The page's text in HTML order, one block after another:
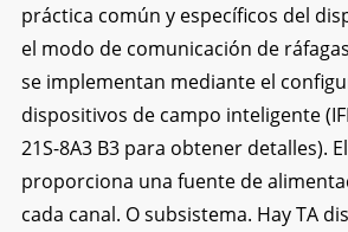
práctica común y específicos del
el modo de comunicación de
se implementan mediante el
dispositivos de campo inteligente
21S-8A3 B3 para obtener detalles).
proporciona una fuente de
cada canal. O subsistema. Hay TA